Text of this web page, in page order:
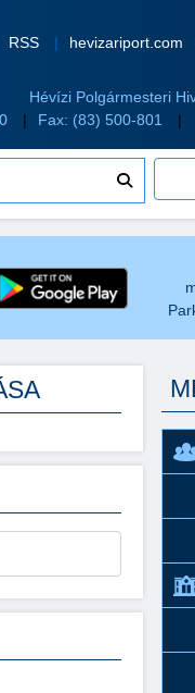
RSS
hevizariport.com
Hévízi Polgármesteri
Fax: (83) 500-801